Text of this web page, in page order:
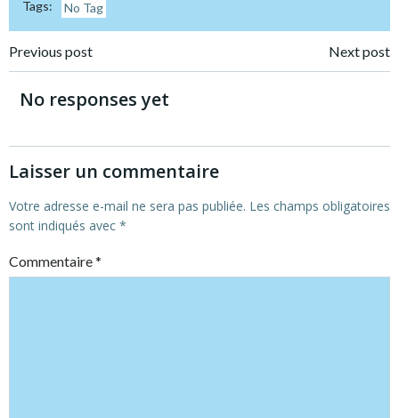
Tags: No Tag
Post
navigation
Previous post Next post
No responses yet
Laisser un commentaire
Votre adresse e-mail ne sera pas publiée. Les champs obligatoires
sont indiqués avec *
Commentaire*